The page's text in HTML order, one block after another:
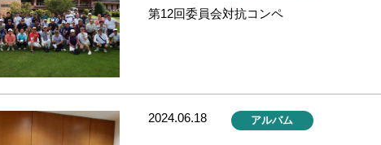
第12回委員会対抗コンペ
2024.06.18 アルバム